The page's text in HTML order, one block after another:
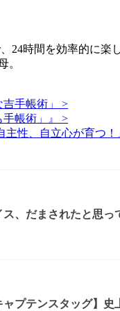
24時間を効率的に
。
手帳術」 >
手帳術」』 >
主性、自立心が育つ！
ス、だまされたと思っ
ャプテンスタッグ】